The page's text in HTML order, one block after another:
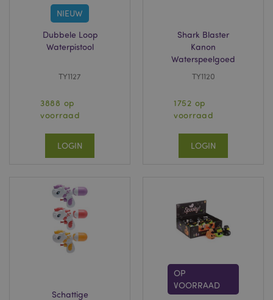
NIEUW
Dubbele Loop
Waterpistool
TY1127
3888 op
voorraad
LOGIN
Shark Blaster
Kanon
Waterspeelgoed
TY1120
1752 op
voorraad
LOGIN
Schattige
OP
VOORRAAD